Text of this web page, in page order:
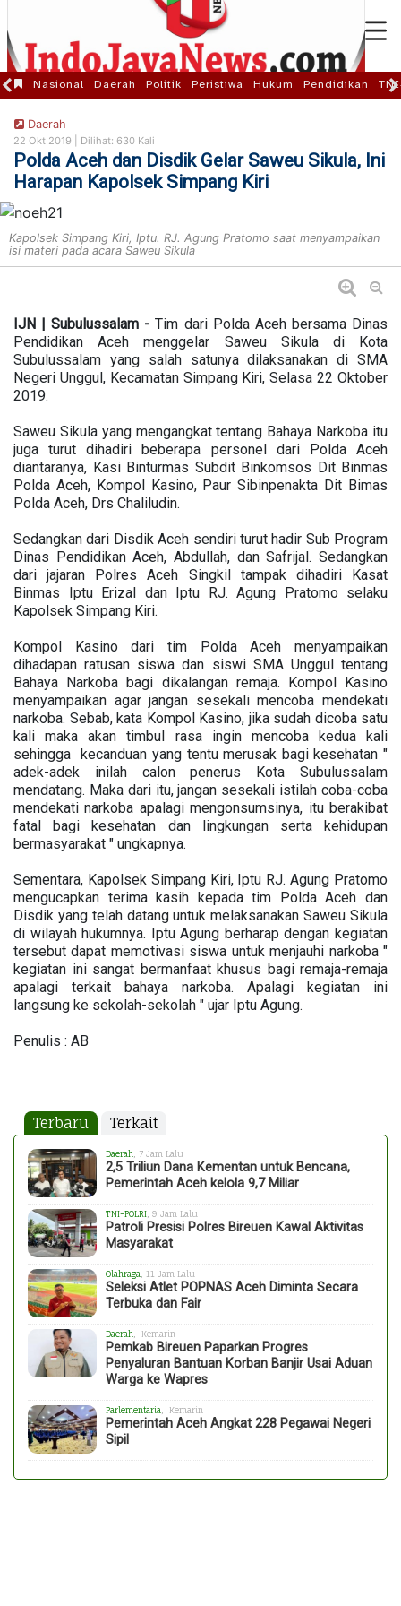
Nasional Daerah Politik Peristiwa Hukum Pendidikan
Daerah
22 Okt 2019 | Dilihat: 630 Kali
Polda Aceh dan Disdik Gelar Saweu Sikula, Ini
Harapan Kapolsek Simpang Kiri
Kapolsek Simpang Kiri, Iptu. RJ. Agung Pratomo saat menyampaikan
isi materi pada acara Saweu Sikula
IJN | Subulussalam -Tim dari Polda Aceh bersama Dinas
Pendidikan Aceh menggelar Saweu Sikula di Kota
Subulussalam yang salah satunya dilaksanakan di SMA
Negeri Unggul, Kecamatan Simpang Kiri, Selasa 22 Oktober
2019.
Saweu Sikula yang mengangkat tentang Bahaya Narkoba itu
juga turut dihadiri beberapa personel dari Polda Aceh
diantaranya, Kasi Binturmas Subdit Binkomsos Dit Binmas
Polda Aceh, Kompol Kasino, Paur Sibinpenakta Dit Bimas
Polda Aceh, Drs Chaliludin.
Sedangkan dari Disdik Aceh sendiri turut hadir Sub Program
Dinas Pendidikan Aceh, Abdullah, dan Safrijal. Sedangkan
dari jajaran Polres Aceh Singkil tampak dihadiri Kasat
Binmas Iptu Erizal dan Iptu RJ. Agung Pratomo selaku
Kapolsek Simpang Kiri.
Kompol Kasino dari tim Polda Aceh menyampaikan
dihadapan ratusan siswa dan siswi SMA Unggul tentang
Bahaya Narkoba bagi dikalangan remaja. Kompol Kasino
menyampaikan agar jangan sesekali mencoba mendekati
narkoba. Sebab, kata Kompol Kasino, jika sudah dicoba satu
kali maka akan timbul rasa ingin mencoba kedua kali
sehingga kecanduan yang tentu merusak bagi kesehatan "
adek-adek inilah calon penerus Kota Subulussalam
mendatang. Maka dari itu, jangan sesekali istilah coba-coba
mendekati narkoba apalagi mengonsumsinya, itu berakibat
fatal bagi kesehatan dan lingkungan serta kehidupan
bermasyarakat " ungkapnya.
Sementara, Kapolsek Simpang Kiri, Iptu RJ. Agung Pratomo
mengucapkan terima kasih kepada tim Polda Aceh dan
Disdik yang telah datang untuk melaksanakan Saweu Sikula
di wilayah hukumnya. Iptu Agung berharap dengan kegiatan
tersebut dapat memotivasi siswa untuk menjauhi narkoba "
kegiatan ini sangat bermanfaat khusus bagi remaja-remaja
apalagi terkait bahaya narkoba. Apalagi kegiatan ini
langsung ke sekolah-sekolah " ujar Iptu Agung.
Penulis : AB
Terbaru Terkait
Daerah , 7 Jam Lalu
2,5 Triliun Dana Kementan untuk Bencana,
Pemerintah Aceh kelola 9,7 Miliar
TNI-POLRI , 9 Jam Lalu
Patroli Presisi Polres Bireuen Kawal Aktivitas
Masyarakat
Olahraga , 11 Jam Lalu
Seleksi Atlet POPNAS Aceh Diminta Secara
Terbuka dan Fair
Daerah , Kemarin
Pemkab Bireuen Paparkan Progres
Penyaluran Bantuan Korban Banjir Usai Aduan
Warga ke Wapres
Parlementaria , Kemarin
Pemerintah Aceh Angkat 228 Pegawai Negeri
Sipil